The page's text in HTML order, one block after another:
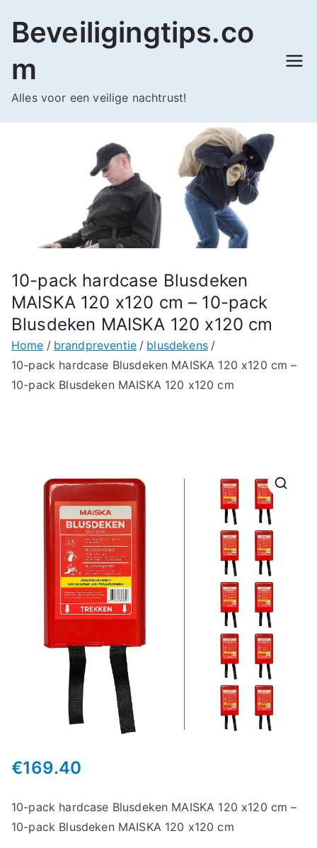
naar
inhoud
Beveiligingtips.co
m
Alles voor een veilige nachtrust!
10-pack hardcase Blusdeken
MAISKA 120 x120 cm – 10-pack
Blusdeken MAISKA 120 x120 cm
Home brandpreventie
blusdekens
10-pack hardcase Blusdeken MAISKA 120 x120 cm –
10-pack Blusdeken MAISKA 120 x120 cm
🔍
€169.40
10-pack hardcase Blusdeken MAISKA 120 x120 cm –
10-pack Blusdeken MAISKA 120 x120 cm